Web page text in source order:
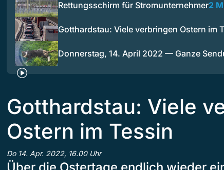
Rettungsschirm für Stromunternehmer2
Gotthardstau: Viele verbringen Ostern im
Donnerstag, 14. April 2022 — Ganze
Gotthardstau: Viele
Ostern im Tessin
Do 14. Apr. 2022, 16.00 Uhr
Über die Ostertage endlich wieder